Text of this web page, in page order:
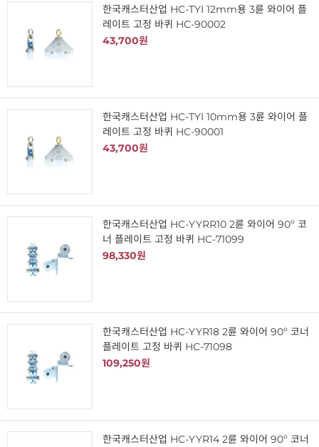
한국캐스터산업 HC-TYI 12mm용 3륜 와이어 플
레이트 고정 바퀴 HC-90002
43,700원
한국캐스터산업 HC-TYI 10mm용 3륜 와이어 플
레이트 고정 바퀴 HC-90001
43,700원
한국캐스터산업 HC-YYRR10 2륜 와이어 90º 코
너 플레이트 고정 바퀴 HC-71099
98,330원
한국캐스터산업 HC-YYR18 2륜 와이어 90º 코너
플레이트 고정 바퀴 HC-71098
109,250원
한국캐스터산업 HC-YYR14 2륜 와이어 90º 코너